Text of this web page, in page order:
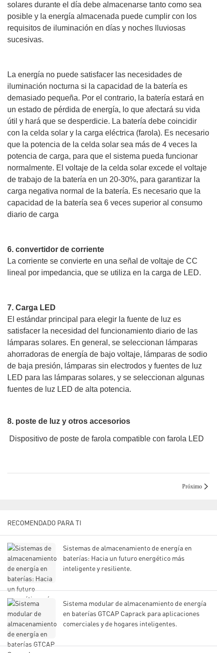
solares durante el día debe almacenarse tanto como sea
posible y la energía almacenada puede cumplir con los
requisitos de iluminación en días y noches lluviosas
sucesivas.
La energía no puede satisfacer las necesidades de
iluminación nocturna si la capacidad de la batería es
demasiado pequeña. Por el contrario, la batería estará en
un estado de pérdida de energía, lo que afectará su vida
útil y hará que se desperdicie. La batería debe coincidir
con la celda solar y la carga eléctrica (farola). Es necesario
que la potencia de la celda solar sea más de 4 veces la
potencia de carga, para que el sistema pueda funcionar
normalmente. El voltaje de la celda solar excede el voltaje
de trabajo de la batería en un 20-30%, para garantizar la
carga negativa normal de la batería. Es necesario que la
capacidad de la batería sea 6 veces superior al consumo
diario de carga
6. convertidor de corriente
La corriente se convierte en una señal de voltaje de CC
lineal por impedancia, que se utiliza en la carga de LED.
7. Carga LED
El estándar principal para elegir la fuente de luz es
satisfacer la necesidad del funcionamiento diario de las
lámparas solares. En general, se seleccionan lámparas
ahorradoras de energía de bajo voltaje, lámparas de sodio
de baja presión, lámparas sin electrodos y fuentes de luz
LED para las lámparas solares, y se seleccionan algunas
fuentes de luz LED de alta potencia.
8. poste de luz y otros accesorios
Dispositivo de poste de farola compatible con farola LED
Próximo
RECOMENDADO PARA TI
Sistemas de almacenamiento de energía en
baterías: Hacia un futuro energético más
inteligente y resiliente.
Sistema modular de almacenamiento de energía
en baterías GTCAP Caprack para aplicaciones
comerciales y de hogares inteligentes.